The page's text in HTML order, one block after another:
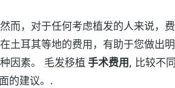
而，对于任何考虑植发的人来说，费
土耳其等地的费用，有助于您做出明
因素。 毛发移植 手术费用 , 比较不同
的建议。.